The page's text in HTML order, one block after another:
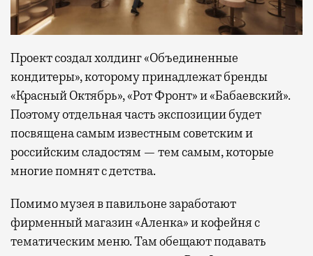
Проект создал холдинг «Объединенные
кондитеры», которому принадлежат бренды
«Красный Октябрь», «Рот Фронт» и «Бабаевский».
Поэтому отдельная часть экспозиции будет
посвящена самым известным советским и
российским сладостям — тем самым, которые
многие помнят с детства.
Помимо музея в павильоне заработают
фирменный магазин «Аленка» и кофейня с
тематическим меню. Там обещают подавать